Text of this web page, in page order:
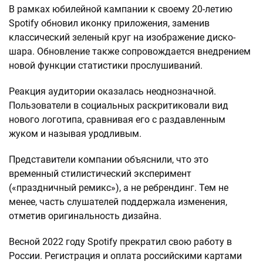
В рамках юбилейной кампании к своему 20-летию
Spotify обновил иконку приложения, заменив
классический зеленый круг на изображение диско-
шара. Обновление также сопровождается внедрением
новой функции статистики прослушиваний.
Реакция аудитории оказалась неоднозначной.
Пользователи в социальных раскритиковали вид
нового логотипа, сравнивая его с раздавленным
жуком и называя уродливым.
Представители компании объяснили, что это
временный стилистический эксперимент
(«праздничный ремикс»), а не ребрендинг. Тем не
менее, часть слушателей поддержала изменения,
отметив оригинальность дизайна.
Весной 2022 году Spotify прекратил свою работу в
России. Регистрация и оплата российскими картами